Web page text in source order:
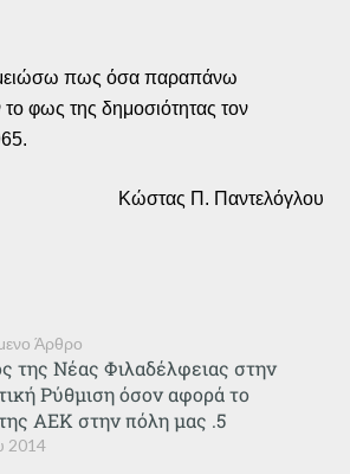
πως όσα παραπάνω
φως της δημοσιότητας τον
Κώστας Π. Παντελόγλου
Άρθρο
2014
της Νέας Φιλαδέλφειας στην
Ρύθμιση όσον αφορά το
ΑΕΚ στην πόλη μας .5